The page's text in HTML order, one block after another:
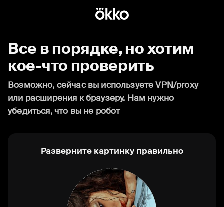
Все в порядке, но хотим
кое-что проверить
Возможно, сейчас вы используете VPN/proxy
или расширения к браузеру. Нам нужно
убедиться, что вы не робот
Разверните картинку правильно